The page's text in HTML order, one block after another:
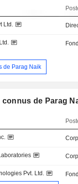
Ltd.
de Parag Naik
de Parag
Pvt. Ltd.